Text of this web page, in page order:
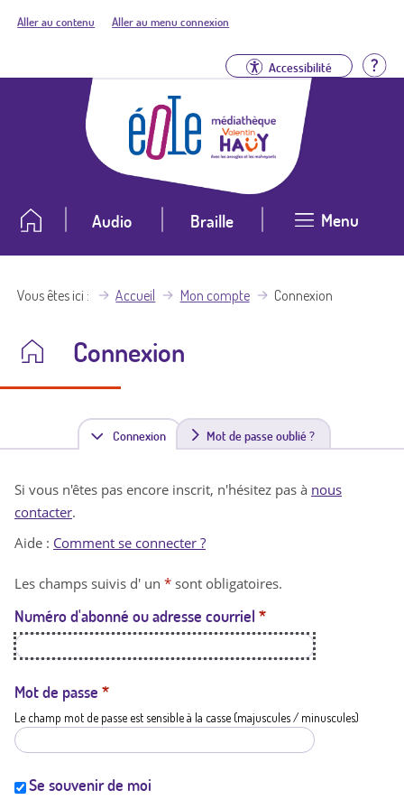
Aller au contenu Aller au menu connexion
Accessibilité
Audio Braille Menu
Vous êtes ici Accueil Mon compte Connexion
Connexion
Connexion(
n
t
a
t
i
Mot de passe oublié ?
Si vous n'êtes pas encore inscrit, n'hésitez pas à nous
contacter.
Aide : Comment se connecter ?
Les champs suivis d' un * sont obligatoires.
Numéro d'abonné ou adresse courriel *
Mot de passe *
Le champ mot de passe est sensible à la casse (majuscules / minuscules)
Se souvenir de moi